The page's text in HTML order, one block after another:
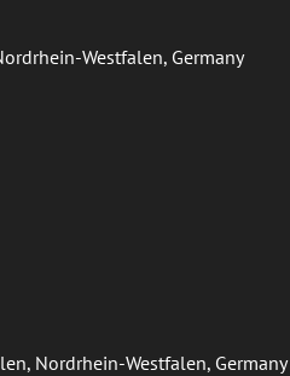
Westfalen, Germany
Nordrhein-Westfalen, Germany